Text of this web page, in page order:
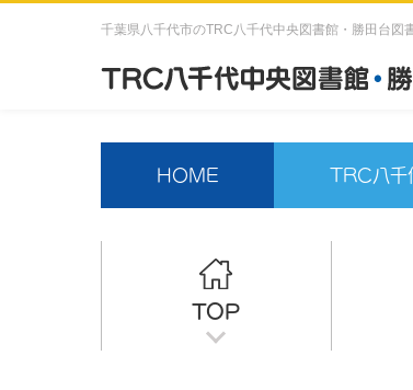
千葉県八千代市のTRC八千代中央図書館・勝田台図
HOME TRC八千
TOP